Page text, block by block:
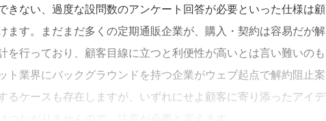
きない、過度な設問数のアンケート回答が必要といった仕様は顧
ます。まだまだ多くの定期通販企業が、購入・契約は容易だが解
を行っており、顧客目線に立つと利便性が高いとは言い難いのも
ト業界にバックグラウンドを持つ企業がウェブ起点で解約阻止案
るケースも存在しますが、いずれにせよ顧客に寄り添ったアイデ